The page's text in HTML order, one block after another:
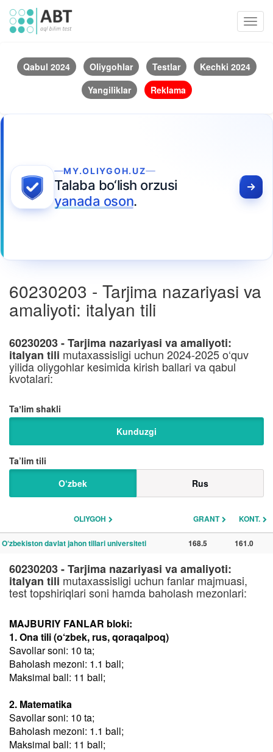
Qabul 2024 Oliygohlar Testlar
Kechki 2024
Yangiliklar
Reklama
MY.OLIYGOH.UZ
Talaba bo‘lish orzusi
yanada oson.
60230203 - Tarjima nazariyasi va
amaliyoti: italyan tili
60230203 - Tarjima nazariyasi va amaliyoti:
italyan tili mutaxassisligi uchun 2024-2025 o‘quv
yilida oliygohlar kesimida kirish ballari va qabul
kvotalari:
Taʼlim shakli
Kunduzgi
Ta’lim tili
O‘zbek
Rus
OLIYGOH GRANT KONT.
O‘zbekiston davlat jahon tillari universiteti 168.5 161.0
60230203 - Tarjima nazariyasi va amaliyoti:
italyan tili mutaxassisligi uchun fanlar majmuasi,
test topshiriqlari soni hamda baholash mezonlari:
MAJBURIY FANLAR bloki:
1. Ona tili (o‘zbek, rus, qoraqalpoq)
Savollar soni: 10 ta;
Baholash mezoni: 1.1 ball;
Maksimal ball: 11 ball;
2. Matematika
Savollar soni: 10 ta;
Baholash mezoni: 1.1 ball;
Maksimal ball: 11 ball;